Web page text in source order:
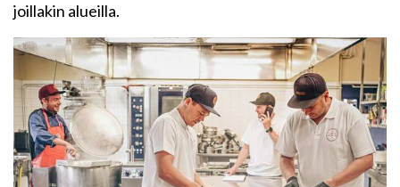
joillakin alueilla.